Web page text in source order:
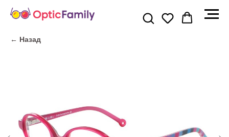
← Назад